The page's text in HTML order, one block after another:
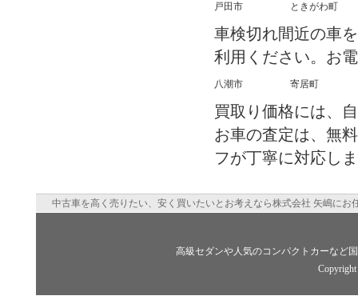
戸田市
ときがわ町
車検切れ間近の車
利用ください。お
八潮市 寄居町
買取り価格には、
お車の査定は、無
フが丁寧に対応し
中古車を高く売りたい、安く買いたいとお考えなら株式会社 矢嶋に
高級セダンや人気のコンパクトカーなど